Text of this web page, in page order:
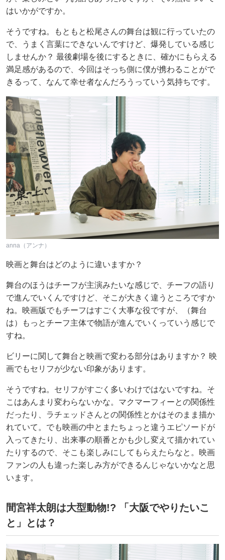
はいかがですか。
そうですね。もともと松尾さんの舞台は観に行っていたの
で、うまく言葉にできないんですけど、爆発している感じ
しませんか？ 最後劇場を後にするときに、確かにもらえる
満足感があるので、今回はそっち側に僕が携わることがで
きるって、なんて幸せ者なんだろうっていう気持ちです。
anna（アンナ）
映画と舞台はどのように違いますか？
舞台のほうはチーフが主演みたいな感じで、チーフの語り
で進んでいくんですけど、そこが大きく違うところですか
ね。映画版でもチーフはすごく大事な役ですが、（舞台
は）もっとチーフ主体で物語が進んでいくっていう感じで
すね。
ビリーに関して舞台と映画で変わる部分はありますか？ 映
画でもセリフが少ない印象があります。
そうですね。セリフがすごく多いわけではないですね。そ
こはあんまり変わらないかな。マクマーフィーとの関係性
だったり、ラチェッドさんとの関係性とかはそのまま描か
れていて。でも映画の中とまたちょっと違うエピソードが
入ってきたり、出来事の順番とかも少し変えて描かれてい
たりするので、そこも楽しみにしてもらえたらなと。映画
ファンの人も違った楽しみ方ができるんじゃないかなと思
います。
間宮祥太朗は大型動物!? 「大阪でやりたいこ
と」とは？